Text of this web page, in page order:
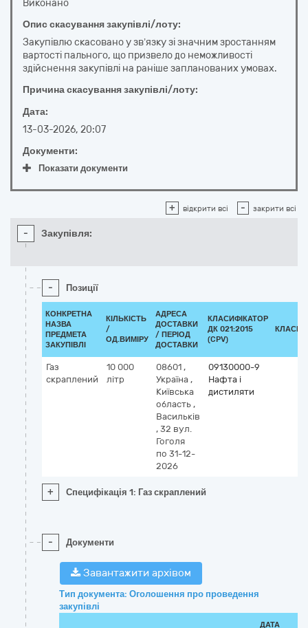
Виконано
Опис скасування закупівлі/лоту:
Закупівлю скасовано у зв’язку зі значним зростанням
вартості пального, що призвело до неможливості
здійснення закупівлі на раніше запланованих умовах.
Причина скасування закупівлі/лоту:
Дата:
13-03-2026, 20:07
Документи:
Показати документи
+ відкрити всі - закрити всі
- Закупівля:
- Позиції
КОНКРЕТНА
НАЗВА
ПРЕДМЕТА
ЗАКУПІВЛІ
КІЛЬКІСТЬ
/
ОД.ВИМІРУ
АДРЕСА
ДОСТАВКИ
/ ПЕРІОД
ДОСТАВКИ
КЛАСИФІКАТОР
ДК 021:2015
(CPV)
Газ
скраплений
10 000
літр
08601 ,
Україна ,
Київська
область ,
Васильків
, 32 вул.
Гоголя
по 31-12-
2026
09130000-9
Нафта і
дистиляти
+ Специфікація 1: Газ скраплений
- Документи
Завантажити архівом
Тип документа: Оголошення про проведення
закупівлі
ДАТА